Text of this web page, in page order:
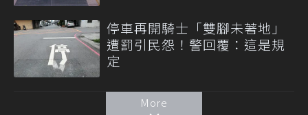
停車再開騎士「雙腳未著地」
遭罰引民怨！警回覆：這是規
定
More